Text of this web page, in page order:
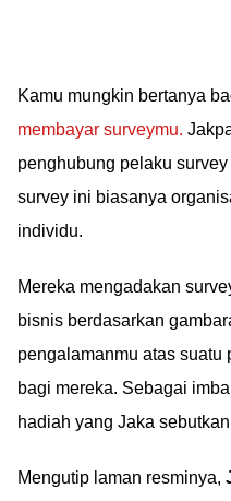
Kamu mungkin bertanya
membayar surveymu.
penghubung pelaku
survey ini biasanya
individu.
Mereka mengadakan
bisnis berdasarkan
pengalamanmu atas suatu
bagi mereka. Sebagai
hadiah yang Jaka
Mengutip laman resminya,